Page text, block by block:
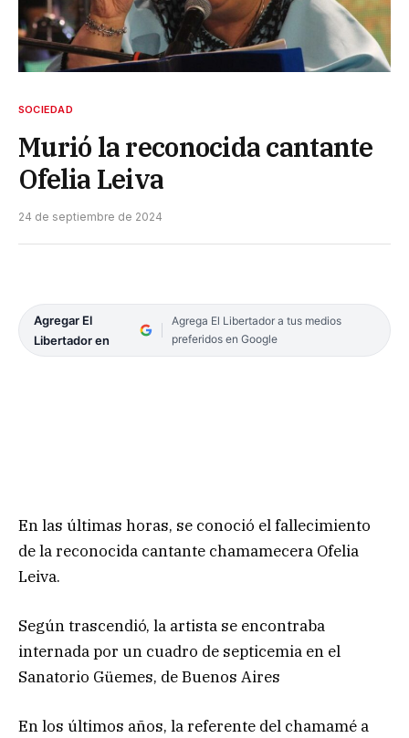
SOCIEDAD
Murió la reconocida cantante
Ofelia Leiva
24 de septiembre de 2024
Agregar El
Libertador en
Agrega El Libertador a tus medios
preferidos en Google
En las últimas horas, se conoció el fallecimiento
de la reconocida cantante chamamecera Ofelia
Leiva.
Según trascendió, la artista se encontraba
internada por un cuadro de septicemia en el
Sanatorio Güemes, de Buenos Aires
En los últimos años, la referente del chamamé a